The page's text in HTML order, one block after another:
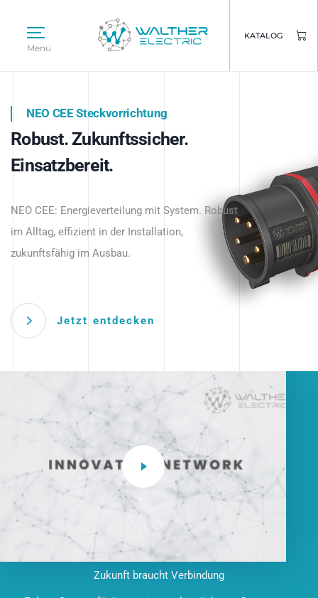
Menü
KATALOG
Intelligente Stromverteilung
beginnt hier.
NEO CEE Steckvorrichtung
Robust. Zukunftssicher.
Einsatzbereit.
NEO CEE: Energieverteilung mit System. Robust
im Alltag, effizient in der Installation,
zukunftsfähig im Ausbau.
Jetzt entdecken
Intelligenz trifft Energie.
Anwendungen – robust, IP-geschützt und
zukunftsfähig.
Zukunft braucht Verbindung